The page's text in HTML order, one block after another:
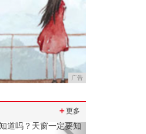
广告
＋更多
Next